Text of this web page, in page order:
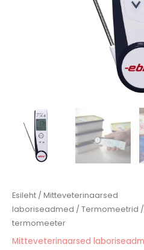
Esileht / Mitteveterinaarsed
laboriseadmed / Termomeetrid
termomeeter
Mitteveterinaarsed